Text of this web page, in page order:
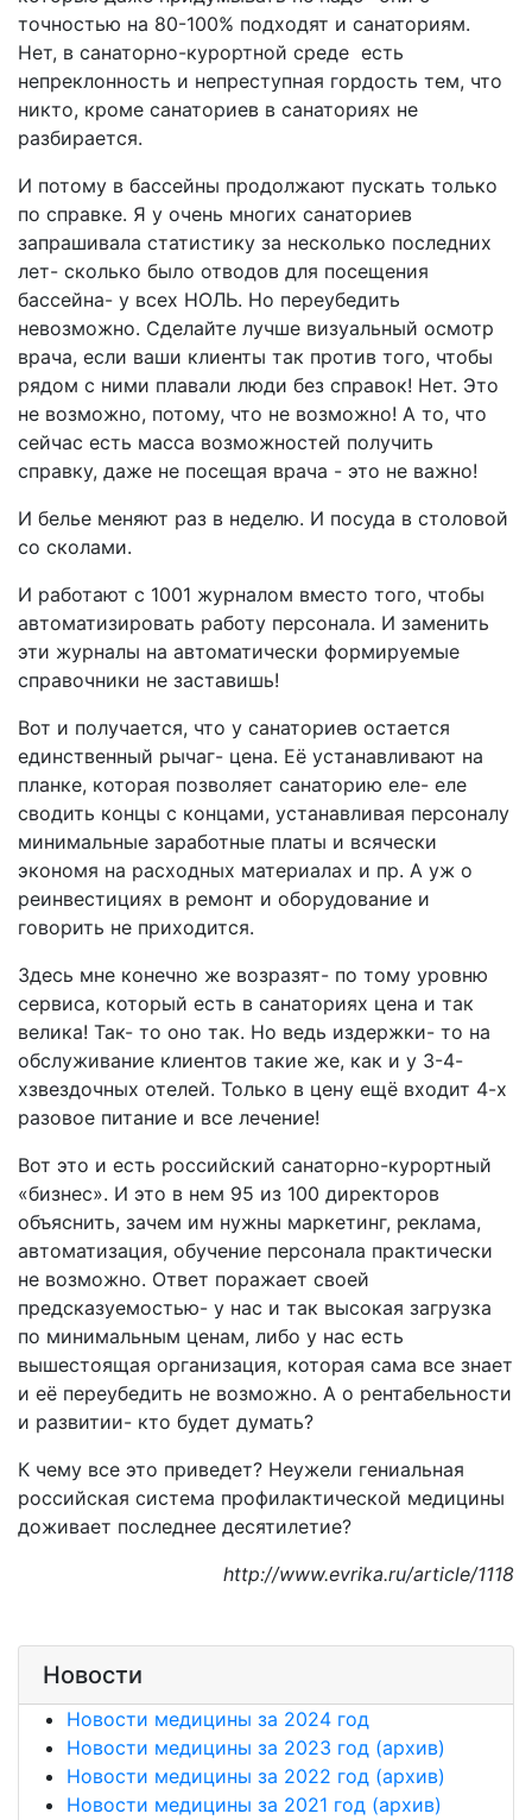
точностью на 80-100% подходят и санаториям.
Нет, в санаторно-курортной среде есть
непреклонность и непреступная гордость тем, что
никто, кроме санаториев в санаториях не
разбирается.
И потому в бассейны продолжают пускать только
по справке. Я у очень многих санаториев
запрашивала статистику за несколько последних
лет- сколько было отводов для посещения
бассейна- у всех НОЛЬ. Но переубедить
невозможно. Сделайте лучше визуальный осмотр
врача, если ваши клиенты так против того, чтобы
рядом с ними плавали люди без справок! Нет. Это
не возможно, потому, что не возможно! А то, что
сейчас есть масса возможностей получить
справку, даже не посещая врача - это не важно!
И белье меняют раз в неделю. И посуда в столовой
со сколами.
И работают с 1001 журналом вместо того, чтобы
автоматизировать работу персонала. И заменить
эти журналы на автоматически формируемые
справочники не заставишь!
Вот и получается, что у санаториев остается
единственный рычаг- цена. Её устанавливают на
планке, которая позволяет санаторию еле- еле
сводить концы с концами, устанавливая персоналу
минимальные заработные платы и всячески
экономя на расходных материалах и пр. А уж о
реинвестициях в ремонт и оборудование и
говорить не приходится.
Здесь мне конечно же возразят- по тому уровню
сервиса, который есть в санаториях цена и так
велика! Так- то оно так. Но ведь издержки- то на
обслуживание клиентов такие же, как и у 3-4-
хзвездочных отелей. Только в цену ещё входит 4-х
разовое питание и все лечение!
Вот это и есть российский санаторно-курортный
«бизнес». И это в нем 95 из 100 директоров
объяснить, зачем им нужны маркетинг, реклама,
автоматизация, обучение персонала практически
не возможно. Ответ поражает своей
предсказуемостью- у нас и так высокая загрузка
по минимальным ценам, либо у нас есть
вышестоящая организация, которая сама все знает
и её переубедить не возможно. А о рентабельности
и развитии- кто будет думать?
К чему все это приведет? Неужели гениальная
российская система профилактической медицины
доживает последнее десятилетие?
http://www.evrika.ru/article/1118
Новости
Новости медицины за 2024 год
Новости медицины за 2023 год (архив)
Новости медицины за 2022 год (архив)
Новости медицины за 2021 год (архив)